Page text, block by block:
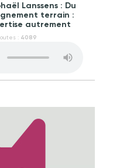
Lanssens : Du
terrain :
autrement
: 4089